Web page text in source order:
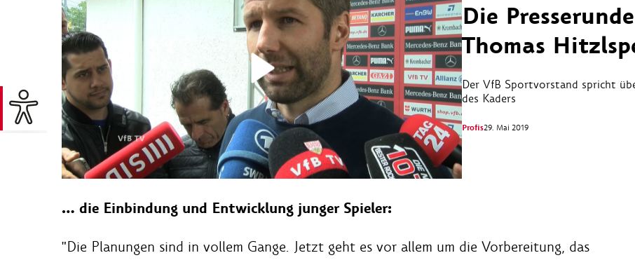
Die
Thomas
Der VfB Sportvorstand spricht
des Kaders
Profis29. Mai 2019
… die Einbindung und Entwicklung junger Spieler:
"Die Planungen sind in vollem Gange. Jetzt geht es vor allem um die Vorbereitung, das